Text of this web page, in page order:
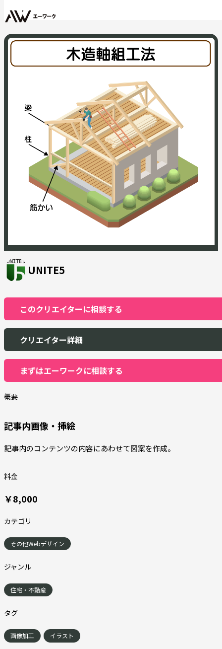
UNITE5
このクリエイターに相談する
クリエイター詳細
まずはエーワークに相談する
概要
記事内画像・挿絵
記事内のコンテンツの内容にあわせて図案を作成。
料金
￥8,000
カテゴリ
その他Webデザイン
ジャンル
住宅・不動産
タグ
画像加工 イラスト